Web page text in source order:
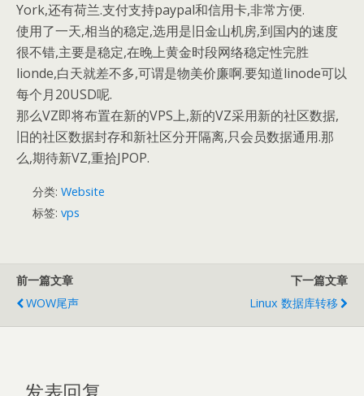
York,还有荷兰.支付支持paypal和信用卡,非常方便.
使用了一天,相当的稳定,选用是旧金山机房,到国内的速度
很不错,主要是稳定,在晚上黄金时段网络稳定性完胜
lionde,白天就差不多,可谓是物美价廉啊.要知道linode可以
每个月20USD呢.
那么VZ即将布置在新的VPS上,新的VZ采用新的社区数据,
旧的社区数据封存和新社区分开隔离,只会员数据通用.那
么,期待新VZ,重拾JPOP.
分类: Website
标签: vps
前一篇文章
WOW尾声
下一篇文章
Linux 数据库转移